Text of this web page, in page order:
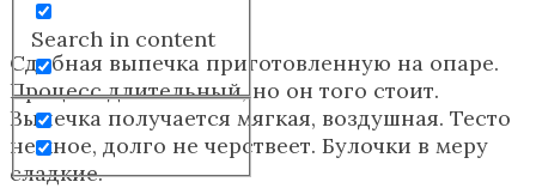
Search in content
Сдобная выпечка приготовленную на опаре.
Процесс длительный, но он того стоит.
Выпечка получается мягкая, воздушная. Тесто
нежное, долго не черствеет. Булочки в меру
сладкие.